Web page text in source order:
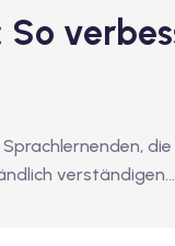
So
die
verständigen…